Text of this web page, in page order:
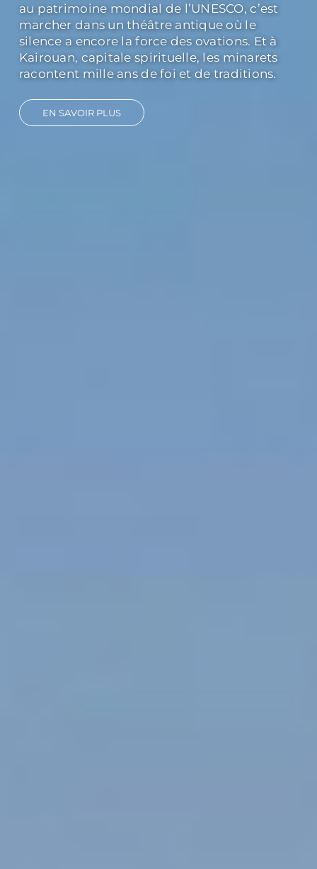
au patrimoine mondial de l’UNESCO, c’est
marcher dans un théâtre antique où le
silence a encore la force des ovations. Et à
Kairouan, capitale spirituelle, les minarets
racontent mille ans de foi et de traditions.
EN SAVOIR PLUS